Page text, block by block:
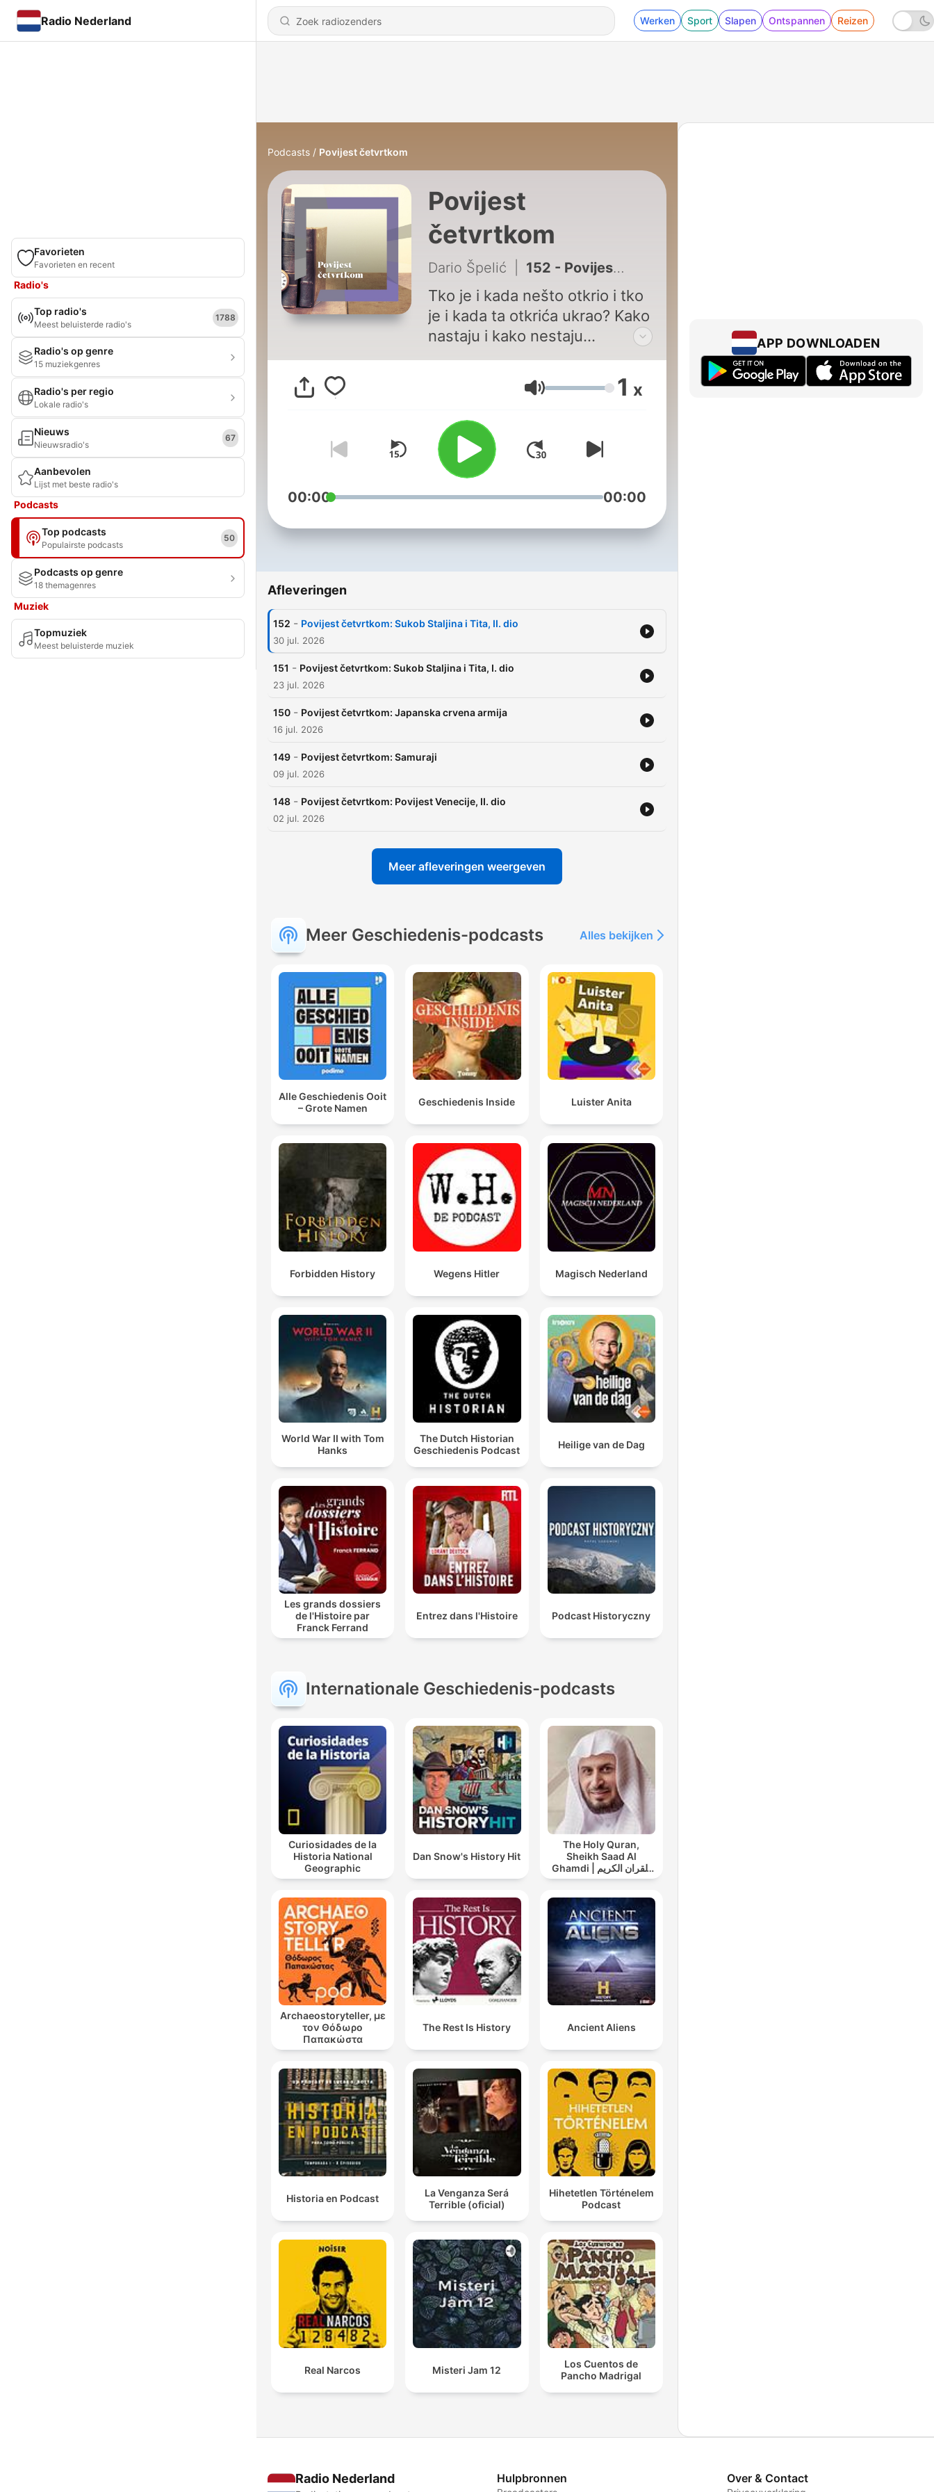
Radio Nederland Werken Sport Slapen Ontspannen Reizen
Favorieten
Favorieten en recent
Radio's
Top radio's
Meest beluisterde radio's
1788
Radio's op genre
15 muziekgenres
Radio's per regio
Lokale radio's
Nieuws
Nieuwsradio's
67
Aanbevolen
Lijst met beste radio's
Podcasts
Top podcasts
Populairste podcasts
50
Podcasts op genre
18 themagenres
Muziek
Topmuziek
Meest beluisterde muziek
Podcasts Povijest četvrtkom
Povijest
četvrtkom
Dario Špelić 152 - Povijest četvrtkom: Sukob Staljina i Tita, II. dio
Tko je i kada nešto otkrio i tko
je i kada ta otkrića ukrao? Kako
nastaju i kako nestaju
civilizacije? Što više pokreće
ljude: nada i ljubav ili sila i
strah? Jesu li velikani uistinu
tako veliki i jesu li negativci
uvijek samo negativni? Kako se
stvaraju urote i kako propadaju
države?
Volume 1 x
00:00 00:00
Afleveringen
152 - Povijest četvrtkom: Sukob Staljina i Tita, II. dio
30 jul. 2026
151 - Povijest četvrtkom: Sukob Staljina i Tita, I. dio
23 jul. 2026
150 - Povijest četvrtkom: Japanska crvena armija
16 jul. 2026
149 - Povijest četvrtkom: Samuraji
09 jul. 2026
148 - Povijest četvrtkom: Povijest Venecije, II. dio
02 jul. 2026
Meer afleveringen weergeven
Meer Geschiedenis-podcasts Alles bekijken
Alle Geschiedenis Ooit
– Grote Namen
Geschiedenis Inside Luister Anita
Forbidden History Wegens Hitler Magisch Nederland
World War II with Tom
Hanks
The Dutch Historian
Geschiedenis Podcast
Heilige van de Dag
Les grands dossiers
de l'Histoire par
Franck Ferrand
Entrez dans l'Histoire Podcast Historyczny
Internationale Geschiedenis-podcasts
Curiosidades de la
Historia National
Geographic
Dan Snow's History Hit
The Holy Quran,
Sheikh Saad Al
Ghamdi | القران الكريم
سعد الغامدي
Archaeostoryteller, με
τον Θόδωρο
Παπακώστα
The Rest Is History Ancient Aliens
Historia en Podcast
La Venganza Será
Terrible (oficial)
Hihetetlen Történelem
Podcast
Real Narcos Misteri Jam 12
Los Cuentos de
Pancho Madrigal
APP DOWNLOADEN
Radio Nederland Hulpbronnen Over & Contact